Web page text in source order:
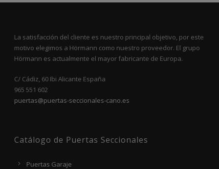
La satisfacción del cliente es nuestro principal objetivo, por este
motivo elegimos a Hörmann como nuestro proveedor. El grupo
Hörmann es actualmente el mayor fabricante de Europa.
C/ Cádiz, 60 Ibi Alicante España
965 551 602
puertas@puertas-seccionales-cano.es
Catálogo de Puertas Seccionales
Puertas Garaje